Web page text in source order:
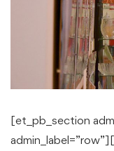
[et_pb_section